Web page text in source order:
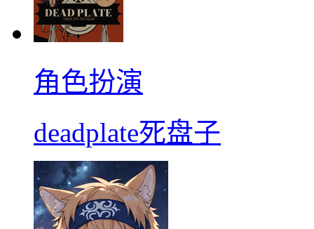
角色扮演
deadplate死盘子